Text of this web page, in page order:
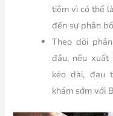
tiêm vì có thể
đến sự phân
Theo dõi
đầu, nếu xuất
kéo dài, đau
khám sớm với